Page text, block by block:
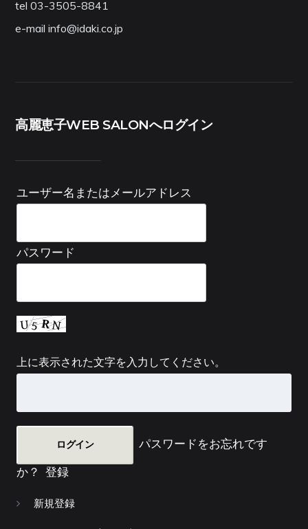
tel 03-3505-8841
e-mail info@idaki.co.jp
高麗恵子WEB SALONへログイン
ユーザー名またはメールアドレス
パスワード
上に表示された文字を入力してください。
パスワードをお忘れです
か？ 登録
新規登録